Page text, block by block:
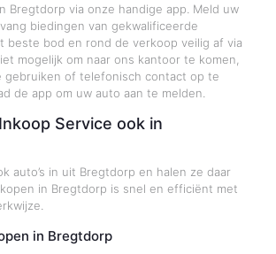
Bregtdorp via onze handige app. Meld uw
biedingen van gekwalificeerde
beste bod en rond de verkoop veilig af via
mogelijk om naar ons kantoor te komen,
gebruiken of telefonisch contact op te
de app om uw auto aan te melden.
Service ook in
auto’s in uit Bregtdorp en halen ze daar
in Bregtdorp is snel en efficiënt met
in Bregtdorp